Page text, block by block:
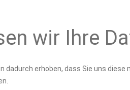
wir Ihre
dadurch erhoben, dass Sie uns